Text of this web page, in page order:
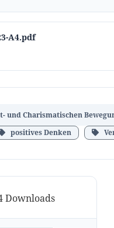
A4.pdf
und Charismatischen
positives Denken
Downloads